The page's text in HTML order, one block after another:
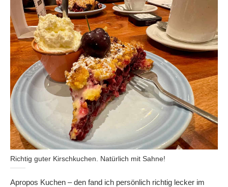
Richtig guter Kirschkuchen. Natürlich mit Sahne!
Apropos Kuchen – den fand ich persönlich richtig lecker im